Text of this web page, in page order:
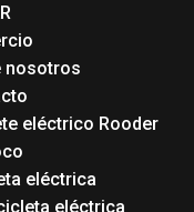
nosotros
eléctrico Rooder
eléctrica
eléctrica